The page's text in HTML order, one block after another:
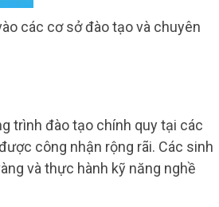
các cơ sở đào tạo và chuyên
trình đào tạo chính quy tại các
công nhận rộng rãi. Các sinh
và thực hành kỹ năng nghề